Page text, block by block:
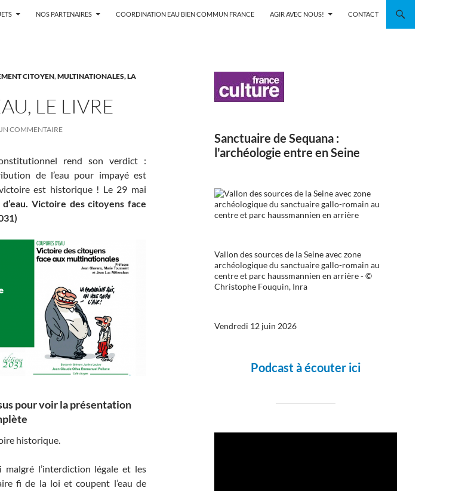
NOS PARTENAIRES COORDINATION EAU BIEN COMMUN FRANCE AGIR AVEC NOUS! CONTACT
CITOYEN,MULTINATIONALES, LA
LE LIVRE
COMMENTAIRE
rend son verdict :
de l’eau pour impayé est
est historique ! Le 29 mai
d’eau. Victoire des citoyens face
pour voir la présentation
historique.
malgré l’interdiction légale et les
fi de la loi et coupent l’eau de
Sanctuaire de Sequana :
l'archéologie entre en Seine
Vallon des sources de la Seine avec zone
archéologique du sanctuaire gallo-romain au
centre et parc haussmannien en arrière - ©
Christophe Fouquin, Inra
Vendredi 12 juin 2026
Podcast à écouter ici